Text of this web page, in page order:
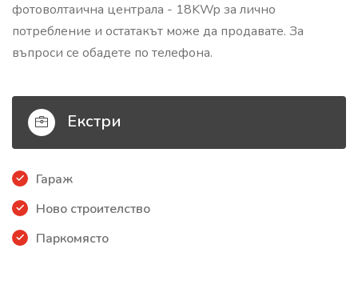
фотоволтаична централа - 18KWp за лично
потребление и остатакът може да продавате. За
въпроси се обадете по телефона.
Екстри
Гараж
Ново строителство
Паркомясто